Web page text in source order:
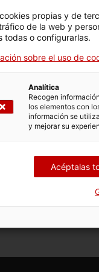
opciones
de
l'ajut -
2024
propias y de
de la web y
todas o configurarlas.
sobre el uso de
Analítica
Recogen
los elementos con
información se
y mejorar su
Acéptalas